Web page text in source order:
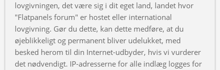
lovgivningen, det være sig i dit eget land, landet hvor
"Flatpanels forum" er hostet eller international
lovgivning. Gør du dette, kan dette medføre, at du
øjeblikkeligt og permanent bliver udelukket, med
besked herom til din Internet-udbyder, hvis vi vurderer
det nødvendigt. IP-adresserne for alle indlæg logges for